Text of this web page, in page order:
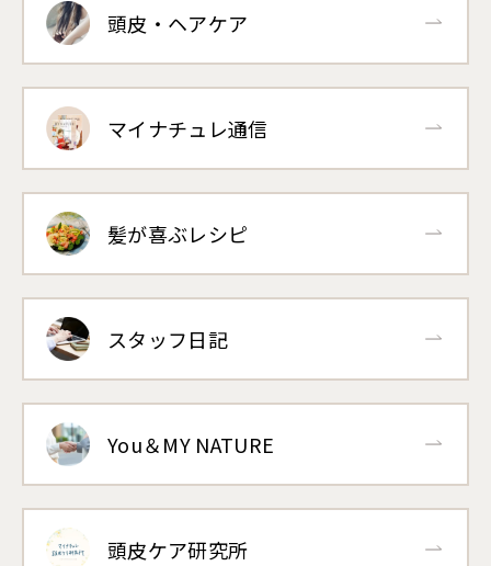
頭皮・ヘアケア
マイナチュレ通信
髪が喜ぶレシピ
スタッフ日記
You＆MY NATURE
頭皮ケア研究所